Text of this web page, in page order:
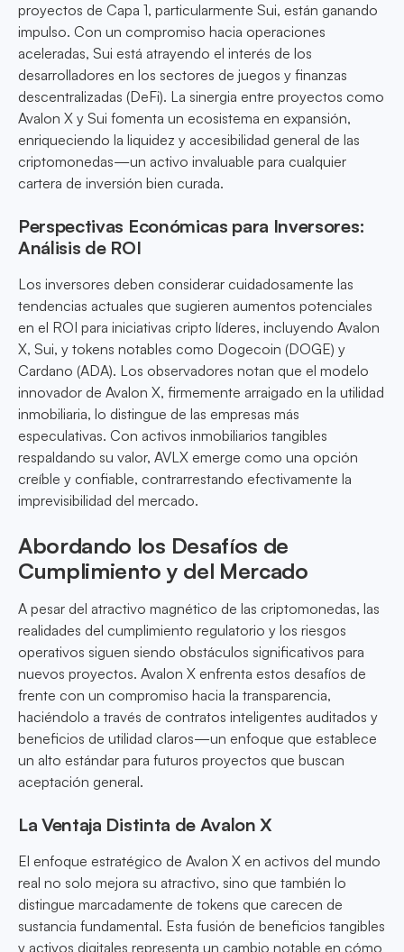
proyectos de Capa 1, particularmente Sui, están ganando
impulso. Con un compromiso hacia operaciones
aceleradas, Sui está atrayendo el interés de los
desarrolladores en los sectores de juegos y finanzas
descentralizadas (DeFi). La sinergia entre proyectos como
Avalon X y Sui fomenta un ecosistema en expansión,
enriqueciendo la liquidez y accesibilidad general de las
criptomonedas—un activo invaluable para cualquier
cartera de inversión bien curada.
Perspectivas Económicas para Inversores:
Análisis de ROI
Los inversores deben considerar cuidadosamente las
tendencias actuales que sugieren aumentos potenciales
en el ROI para iniciativas cripto líderes, incluyendo Avalon
X, Sui, y tokens notables como Dogecoin (DOGE) y
Cardano (ADA). Los observadores notan que el modelo
innovador de Avalon X, firmemente arraigado en la utilidad
inmobiliaria, lo distingue de las empresas más
especulativas. Con activos inmobiliarios tangibles
respaldando su valor, AVLX emerge como una opción
creíble y confiable, contrarrestando efectivamente la
imprevisibilidad del mercado.
Abordando los Desafíos de
Cumplimiento y del Mercado
A pesar del atractivo magnético de las criptomonedas, las
realidades del cumplimiento regulatorio y los riesgos
operativos siguen siendo obstáculos significativos para
nuevos proyectos. Avalon X enfrenta estos desafíos de
frente con un compromiso hacia la transparencia,
haciéndolo a través de contratos inteligentes auditados y
beneficios de utilidad claros—un enfoque que establece
un alto estándar para futuros proyectos que buscan
aceptación general.
La Ventaja Distinta de Avalon X
El enfoque estratégico de Avalon X en activos del mundo
real no solo mejora su atractivo, sino que también lo
distingue marcadamente de tokens que carecen de
sustancia fundamental. Esta fusión de beneficios tangibles
y activos digitales representa un cambio notable en cómo